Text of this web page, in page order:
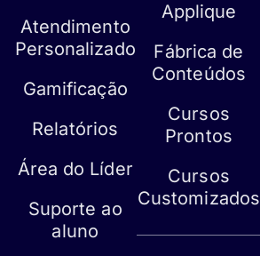
Atendimento
Personalizado
Gamificação
Relatórios
Área do Líder
Suporte ao
aluno
Applique
Fábrica de
Conteúdos
Cursos
Prontos
Cursos
Customizados